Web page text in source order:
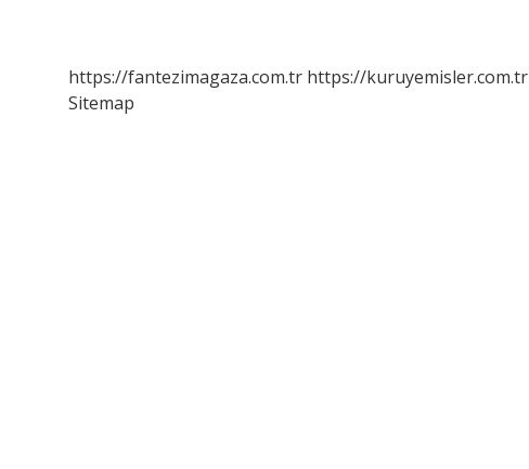
https://fantezimagaza.com.tr https://kuruyemisler.com.tr
Sitemap